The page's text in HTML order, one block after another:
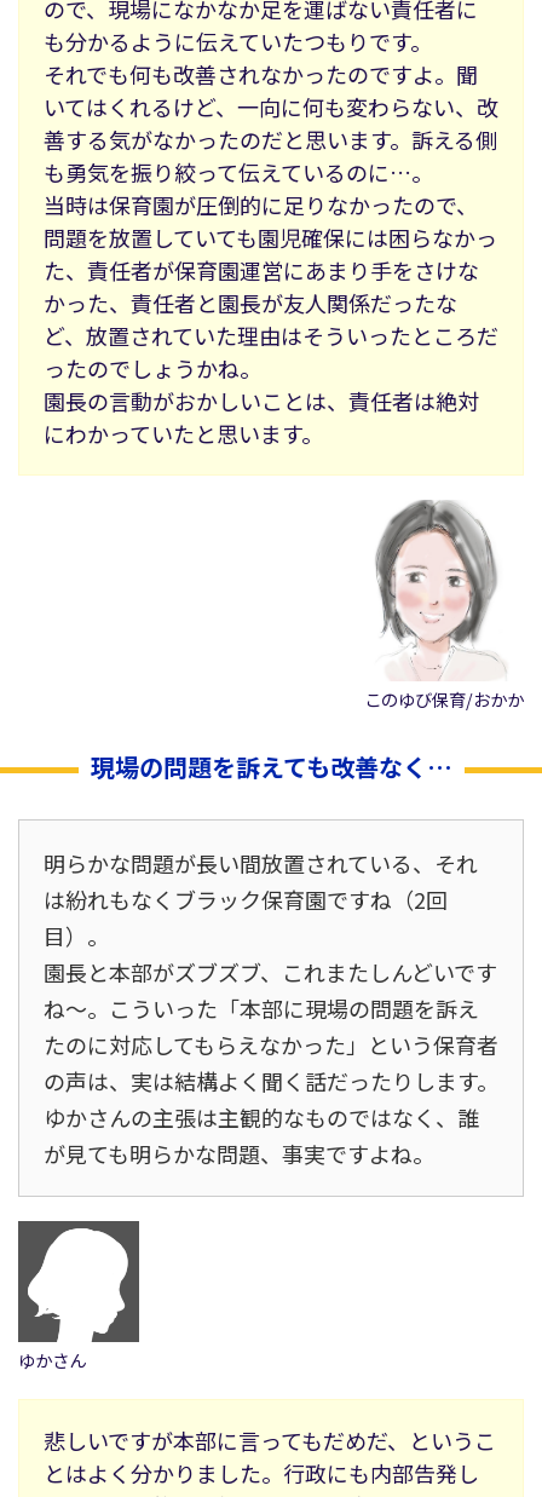
ので、現場になかなか足を運ばない責任者に
も分かるように伝えていたつもりです。
それでも何も改善されなかったのですよ。聞
いてはくれるけど、一向に何も変わらない、改
善する気がなかったのだと思います。訴える側
も勇気を振り絞って伝えているのに…。
当時は保育園が圧倒的に足りなかったので、
問題を放置していても園児確保には困らなかっ
た、責任者が保育園運営にあまり手をさけな
かった、責任者と園長が友人関係だったな
ど、放置されていた理由はそういったところだ
ったのでしょうかね。
園長の言動がおかしいことは、責任者は絶対
にわかっていたと思います。
このゆび保育/おかか
現場の問題を訴えても改善なく…
明らかな問題が長い間放置されている、それ
は紛れもなくブラック保育園ですね（2回
目）。
園長と本部がズブズブ、これまたしんどいです
ね〜。こういった「本部に現場の問題を訴え
たのに対応してもらえなかった」という保育者
の声は、実は結構よく聞く話だったりします。
ゆかさんの主張は主観的なものではなく、誰
が見ても明らかな問題、事実ですよね。
ゆかさん
悲しいですが本部に言ってもだめだ、というこ
とはよく分かりました。行政にも内部告発し